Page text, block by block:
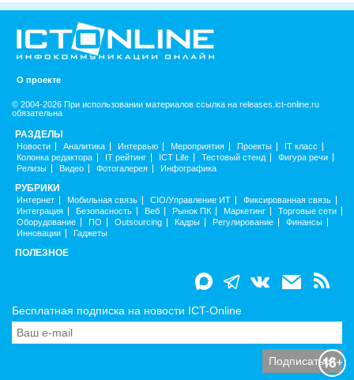
О проекте
© 2004-2026 При использовании материалов ссылка на releases.ict-online.ru
обязательна
РАЗДЕЛЫ
Новости Аналитика Интервью Мероприятия Проекты
IT класс
Колонка редактора
IT рейтинг ICT Life Тестовый стенд
Фигура речи
Релизы
Видео Фотогалерея Инфографика
РУБРИКИ
Интернет Мобильная связь CIO/Управление ИТ
Фиксированная связь
Интеграция
Безопасность Веб Рынок ПК Маркетинг
Торговые сети
Оборудование
ПО Outsourcing Кадры Регулирование
Финансы
Инновации
Гаджеты
ПОЛЕЗНОЕ
Бесплатная подписка на новости ICT-Online